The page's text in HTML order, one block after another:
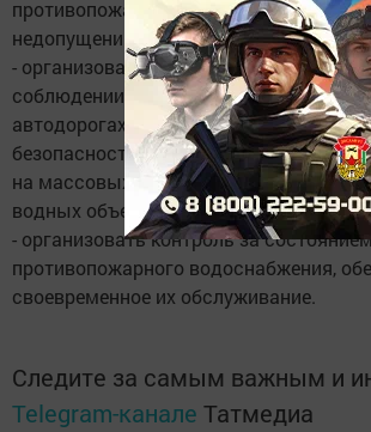
противопожарной безопасности,
недопущению пожаров;
- организовать разъяснительную
соблюдении правил дорожного
автодорогах, о соблюдении правил
безопасности в жилом секторе, о
на массовых мероприятиях, о мерах
водных объектах;
- организовать контроль за
противопожарного водоснабжения,
своевременное их обслуживание.
Следите за самым важным и
Telegram-канале Татмедиа